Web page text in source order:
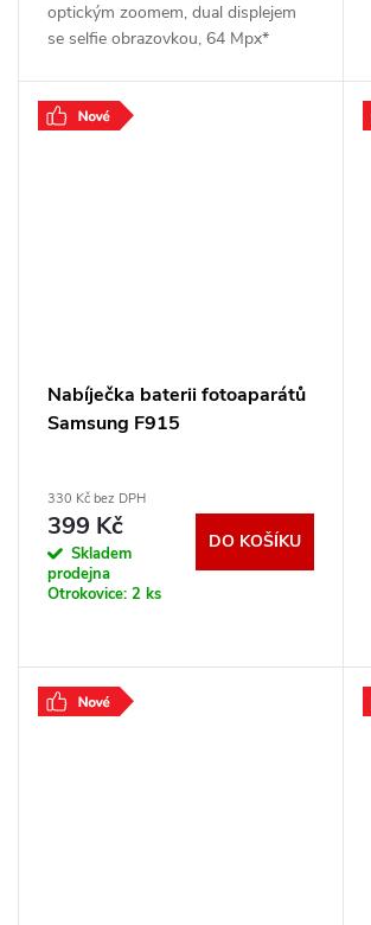
ů
optickým zoomem, dual displejem
se selfie obrazovkou, 64 Mpx*
integrovanému
Nabíječka baterii fotoaparátů
Samsung F915
330 Kč bez DPH
399 Kč
Skladem
prodejna
Otrokovice: 2 ks
DO KOŠÍKU